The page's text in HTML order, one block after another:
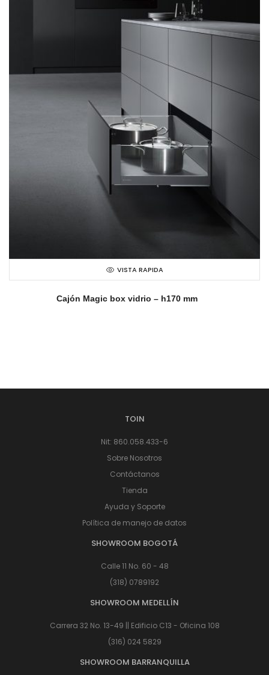
VISTA RAPIDA
Cajón Magic box vidrio – h170 mm
TOIN
Nit: 860.058.433-6
Sobre Nosotros
Contáctanos
Tienda
Ayuda y Soporte
Política de manejo de datos
SHOWROOM BOGOTÁ
Calle 11 No. 60 - 48
(318) 0789192
SHOWROOM MEDELLÍN
Carrera 32 No. 13-49 || Edificio C13 - Oficina 108
(316) 024 5829
SHOWROOM BARRANQUILLA